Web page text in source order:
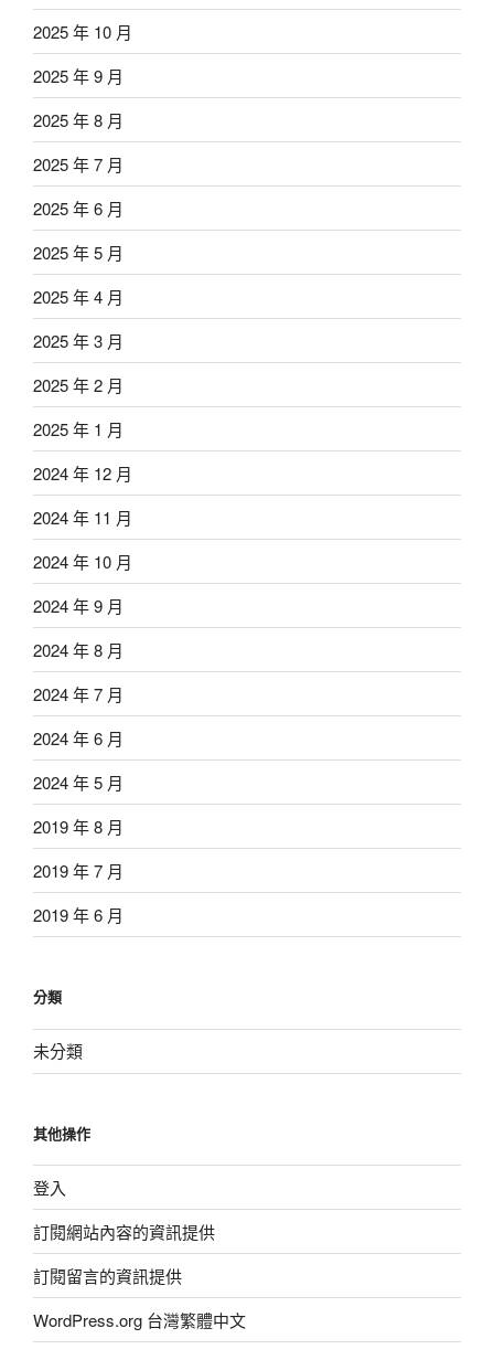
2025 年 10 月
2025 年 9 月
2025 年 8 月
2025 年 7 月
2025 年 6 月
2025 年 5 月
2025 年 4 月
2025 年 3 月
2025 年 2 月
2025 年 1 月
2024 年 12 月
2024 年 11 月
2024 年 10 月
2024 年 9 月
2024 年 8 月
2024 年 7 月
2024 年 6 月
2024 年 5 月
2019 年 8 月
2019 年 7 月
2019 年 6 月
分類
未分類
其他操作
登入
訂閱網站內容的資訊提供
訂閱留言的資訊提供
WordPress.org 台灣繁體中文